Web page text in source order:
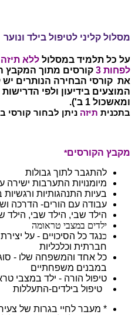
מסלול קליני לטיפול בילד ונוער
על כל תלמיד במסלול ללא תיזה
לפחות 3
קורסים מתוך המקבץ
את קורסי הבחירה הנותרים יש
ומאשכול 1 ב').
בתכנית תיזה ניתן לבחור קורסי
מקבץ הקורסים*
להתגבר לתוך גבולות
מיומנויות התערבות ישירה
בעיות התנהגותיות
עבודה עם הורים- הדרכה
הילד שבי, הילד שבי, הילד
ילדים במצבי טראומה
כנגד כל הסיכויים - על
חברתית וכלכליות
כל אחד והמשפחה שלו -
במבנים משפחתיים
טיפול הורה - ילד במצבי
טיפול בילדים-התעללות
* מעבר לחיי בגרות של